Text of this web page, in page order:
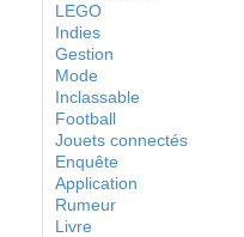
LEGO
Indies
Gestion
Mode
Inclassable
Football
Jouets connectés
Enquête
Application
Rumeur
Livre